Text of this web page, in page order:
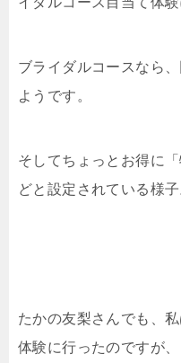
ブライダルコースなら
ようです。
そしてちょっとお得に
どと設定されている様子
たかの友梨さんでも、
体験に行ったのですが、